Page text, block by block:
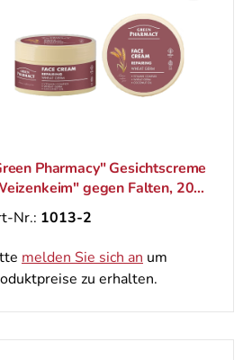
Pharmacy" Gesichtscreme
gegen Falten, 200
Nr.: 1013-2
melden Sie sich an um
zu erhalten.